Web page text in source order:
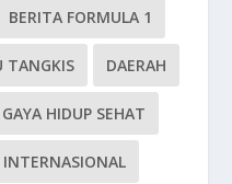
BERITA FORMULA 1
TANGKIS DAERAH
GAYA HIDUP SEHAT
INTERNASIONAL